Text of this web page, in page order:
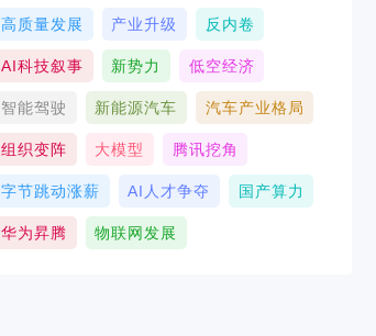
高质量发展 产业升级 反内卷
AI科技叙事 新势力 低空经济
智能驾驶 新能源汽车 汽车产业格局
组织变阵 大模型 腾讯挖角
字节跳动涨薪 AI人才争夺 国产算力
华为昇腾 物联网发展